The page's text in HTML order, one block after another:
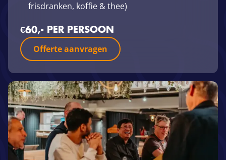
frisdranken, koffie & thee)
€60,- PER PERSOON
Offerte aanvragen